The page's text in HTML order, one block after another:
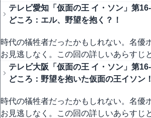
テレビ愛知「仮面の王 イ・ソン」第
どころ：エル、野望を抱く？！
時代の犠牲者だったかもしれない。名優
お見逃しなく。この回の詳しいあらすじ
テレビ大阪「仮面の王 イ・ソン」第
どころ：野望を抱いた仮面の王イソン！
時代の犠牲者だったかもしれない。名優
お見逃しなく。この回の詳しいあらすじ